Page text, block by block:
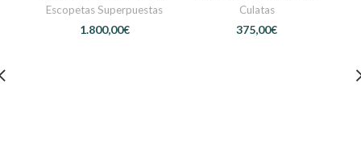
Escopetas Superpuestas
€
Culatas
€